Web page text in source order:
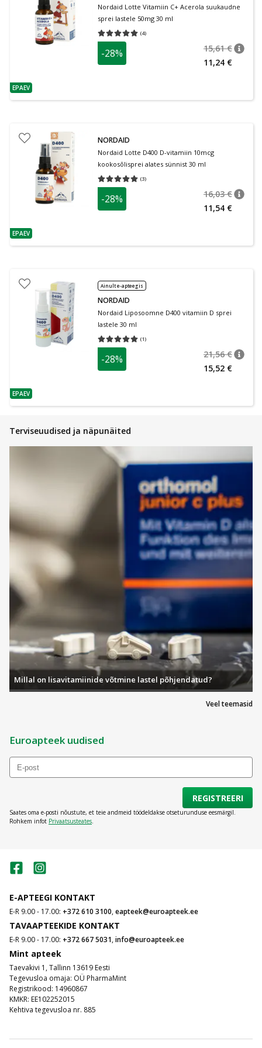
nõuanne
EPAEV
Nordaid Lotte Vitamiin C+ Acerola suukaudne
sprei lastele 50mg 30 ml
(4)
Keskmine hinnang 5.00
-28% 15,61 €
11,24 €
nõuanne
EPAEV
NORDAID
Nordaid Lotte D400 D-vitamiin 10mcg
kookosõlisprei alates sünnist 30 ml
(3)
Keskmine hinnang 5.00
-28% 16,03 €
11,54 €
nõuanne
EPAEV
Ainult e-apteegis
NORDAID
Nordaid Liposoomne D400 vitamiin D sprei
lastele 30 ml
(1)
Keskmine hinnang 5.00
-28% 21,56 €
15,52 €
Terviseuudised ja näpunäited
Veel teemasid
Millal on lisavitamiinide võtmine lastel põhjendatud?
Euroapteek uudised
REGISTREERI
Saates oma e-posti nõustute, et teie andmeid töödeldakse otseturunduse eesmärgil.
Rohkem infot Privaatsusteates.
E-APTEEGI KONTAKT
E-R 9.00 - 17.00: +372 610 3100,eapteek@euroapteek.ee
TAVAAPTEEKIDE KONTAKT
E-R 9.00 - 17.00: +372 667 5031,info@euroapteek.ee
Mint apteek
Taevakivi 1, Tallinn 13619 Eesti
Tegevusloa omaja: OÜ PharmaMint
Registrikood: 14960867
KMKR: EE102252015
Kehtiva tegevusloa nr. 885